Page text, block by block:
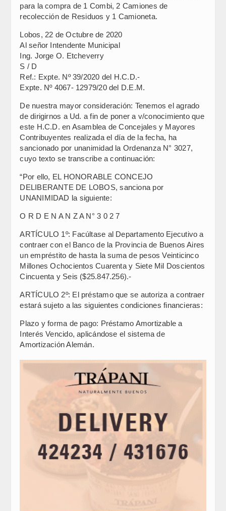
para la compra de 1 Combi, 2 Camiones de
recolección de Residuos y 1 Camioneta.
Lobos, 22 de Octubre de 2020
Al señor Intendente Municipal
Ing. Jorge O. Etcheverry
S / D
Ref.: Expte. Nº 39/2020 del H.C.D.-
Expte. Nº 4067- 12979/20 del D.E.M.
De nuestra mayor consideración: Tenemos el agrado
de dirigirnos a Ud. a fin de poner a v/conocimiento que
este H.C.D. en Asamblea de Concejales y Mayores
Contribuyentes realizada el día de la fecha, ha
sancionado por unanimidad la Ordenanza N° 3027,
cuyo texto se transcribe a continuación:
“Por ello, EL HONORABLE CONCEJO
DELIBERANTE DE LOBOS, sanciona por
UNANIMIDAD la siguiente:
O R D E N A N Z A N° 3 0 2 7
ARTÍCULO 1º: Facúltase al Departamento Ejecutivo a
contraer con el Banco de la Provincia de Buenos Aires
un empréstito de hasta la suma de pesos Veinticinco
Millones Ochocientos Cuarenta y Siete Mil Doscientos
Cincuenta y Seis ($25.847.256).-
ARTÍCULO 2º: El préstamo que se autoriza a contraer
estará sujeto a las siguientes condiciones financieras:
Plazo y forma de pago: Préstamo Amortizable a
Interés Vencido, aplicándose el sistema de
Amortización Alemán.